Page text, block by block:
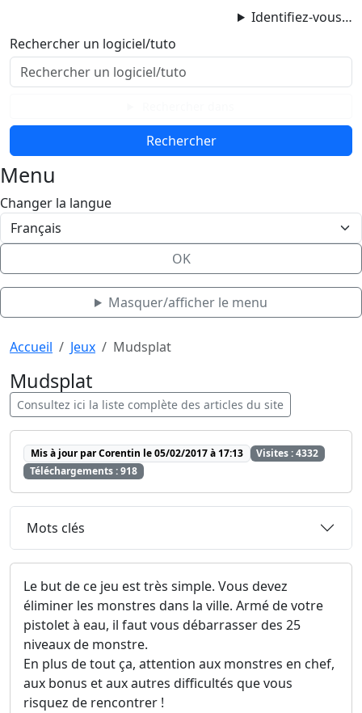
Identifiez-vous…
Contenu principal
Menu
Bas de page
Rechercher un logiciel/tuto
Menu
Changer la langue
OK
Masquer/afficher le menu
Aller au contenu principal
Accueil Jeux Mudsplat
Mudsplat
Consultez ici la liste complète des articles du site
Mis à jour par Corentin le 05/02/2017 à 17:13
Visites : 4332
Téléchargements : 918
Mots clés
Le but de ce jeu est très simple. Vous devez
éliminer les monstres dans la ville. Armé de votre
pistolet à eau, il faut vous débarrasser des 25
niveaux de monstre.
En plus de tout ça, attention aux monstres en chef,
aux bonus et aux autres difficultés que vous
risquez de rencontrer !